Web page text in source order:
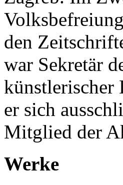
den
war Sekretär
künstlerischer
er sich
Mitglied der
Werke